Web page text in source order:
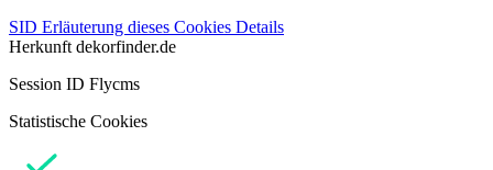
SID Erläuterung dieses Cookies Details
Herkunft dekorfinder.de
Session ID Flycms
Statistische Cookies